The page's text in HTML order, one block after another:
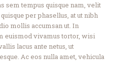
sem tempus quisque nam, velit
per phasellus, at ut nibh
mollis accumsan ut. In
euismod vivamus tortor, wisi
lacus ante netus, ut
Ac eos nulla amet, vehicula